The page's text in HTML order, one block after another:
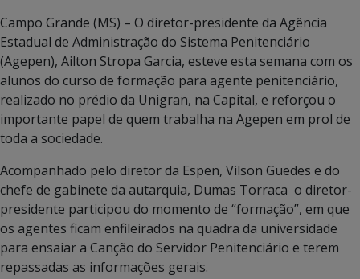
Campo Grande (MS) – O diretor-presidente da Agência
Estadual de Administração do Sistema Penitenciário
(Agepen), Ailton Stropa Garcia, esteve esta semana com os
alunos do curso de formação para agente penitenciário,
realizado no prédio da Unigran, na Capital, e reforçou o
importante papel de quem trabalha na Agepen em prol de
toda a sociedade.
Acompanhado pelo diretor da Espen, Vilson Guedes e do
chefe de gabinete da autarquia, Dumas Torraca o diretor-
presidente participou do momento de “formação”, em que
os agentes ficam enfileirados na quadra da universidade
para ensaiar a Canção do Servidor Penitenciário e terem
repassadas as informações gerais.